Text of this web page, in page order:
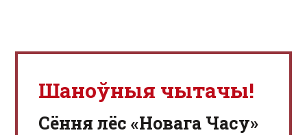
Шаноўныя чытачы!
Сёння лёс «Новага Часу»